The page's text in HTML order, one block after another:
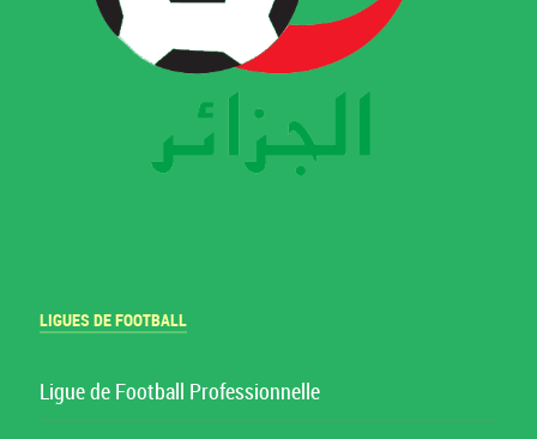
LIGUES DE FOOTBALL
Ligue de Football Professionnelle